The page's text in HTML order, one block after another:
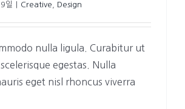
일 Creative Design
nulla ligula. Curabitur ut
egestas. Nulla
eget nisl rhoncus viverra